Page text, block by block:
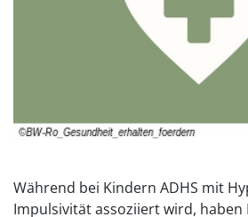
Während bei Kindern ADHS mit
Impulsivität assoziiert wird, haben